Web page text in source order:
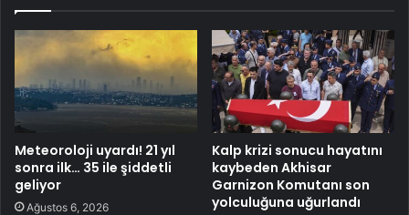
Meteoroloji uyardı! 21 yıl
sonra ilk… 35 ile şiddetli
geliyor
Ağustos 6, 2026
Kalp krizi sonucu hayatını
kaybeden Akhisar
Garnizon Komutanı son
yolculuğuna uğurlandı